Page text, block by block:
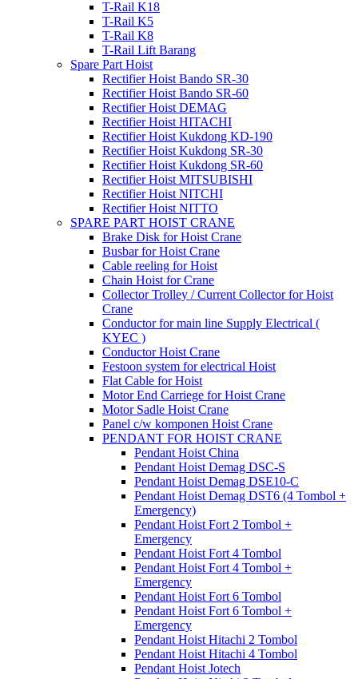
T-Rail K18
T-Rail K5
T-Rail K8
T-Rail Lift Barang
Spare Part Hoist
Rectifier Hoist Bando SR-30
Rectifier Hoist Bando SR-60
Rectifier Hoist DEMAG
Rectifier Hoist HITACHI
Rectifier Hoist Kukdong KD-190
Rectifier Hoist Kukdong SR-30
Rectifier Hoist Kukdong SR-60
Rectifier Hoist MITSUBISHI
Rectifier Hoist NITCHI
Rectifier Hoist NITTO
SPARE PART HOIST CRANE
Brake Disk for Hoist Crane
Busbar for Hoist Crane
Cable reeling for Hoist
Chain Hoist for Crane
Collector Trolley / Current Collector for Hoist
Crane
Conductor for main line Supply Electrical (
KYEC )
Conductor Hoist Crane
Festoon system for electrical Hoist
Flat Cable for Hoist
Motor End Carriege for Hoist Crane
Motor Sadle Hoist Crane
Panel c/w komponen Hoist Crane
PENDANT FOR HOIST CRANE
Pendant Hoist China
Pendant Hoist Demag DSC-S
Pendant Hoist Demag DSE10-C
Pendant Hoist Demag DST6 (4 Tombol +
Emergency)
Pendant Hoist Fort 2 Tombol +
Emergency
Pendant Hoist Fort 4 Tombol
Pendant Hoist Fort 4 Tombol +
Emergency
Pendant Hoist Fort 6 Tombol
Pendant Hoist Fort 6 Tombol +
Emergency
Pendant Hoist Hitachi 2 Tombol
Pendant Hoist Hitachi 4 Tombol
Pendant Hoist Jotech